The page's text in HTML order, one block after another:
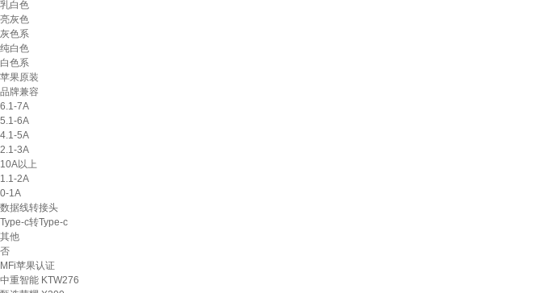
乳白色
亮灰色
灰色系
纯白色
白色系
苹果原装
品牌兼容
6.1-7A
5.1-6A
4.1-5A
2.1-3A
10A以上
1.1-2A
0-1A
数据线转接头
Type-c转Type-c
其他
否
MFi苹果认证
中重智能 KTW276